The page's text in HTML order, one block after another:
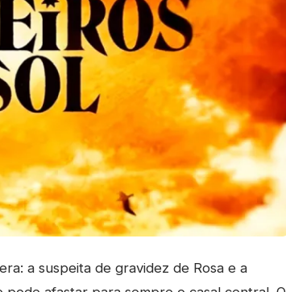
a suspeita de gravidez de Rosa e a